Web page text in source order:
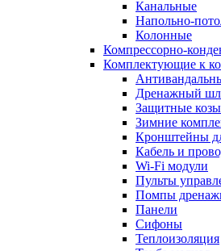
Канальные
Напольно-
Колонные
Компрессорно-
Комплектующие к
Дренажный
Защитные
Зимние
Кронштейны
Кабель и
Wi-Fi модули
Пульты
Помпы
Панели
Сифоны
Теплоизоляция